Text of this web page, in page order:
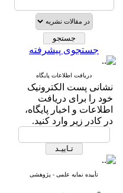
* Scientific Indexing
Services
* SID
* Magiran
* Google Scholar
و دارای رتبه علمی
پژوهشی
از کمیسیون نشریات
وزارت بهداشت و درمان
* Index Medicus for the
جستجوی پیشرفته
دریافت اطلاعات پایگاه
نشانی پست الکترونیک
خود را برای دریافت
اطلاعات و اخبار پایگاه،
در کادر زیر وارد کنید.
تأییده نمایه علمی - پژوهشی